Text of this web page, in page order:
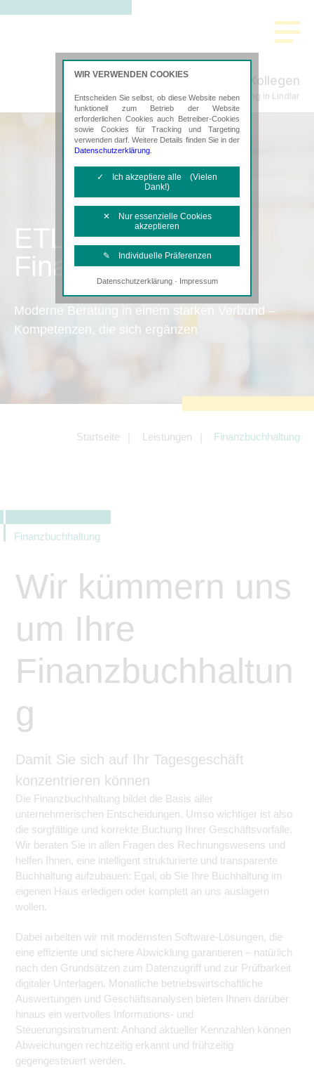
Pütz & Kollegen
Steuerberatung in Lindlar
ETL
Finanzbuchhaltung
Moderne Beratung in einem starken Verbund –
Kompetenzen, die sich ergänzen
Startseite Leistungen Finanzbuchhaltung
Finanzbuchhaltung
Wir kümmern uns
um Ihre
Finanzbuchhaltun
g
Damit Sie sich auf Ihr Tagesgeschäft
konzentrieren können
Die Finanzbuchhaltung bildet die Basis aller
unternehmerischen Entscheidungen. Umso wichtiger ist also
die sorgfältige und korrekte Buchung Ihrer Geschäftsvorfälle.
Wir beraten Sie in allen Fragen des Rechnungswesens und
helfen Ihnen, eine intelligent strukturierte und transparente
Buchhaltung aufzubauen: Egal, ob Sie Ihre Buchhaltung im
eigenen Haus erledigen oder komplett an uns auslagern
wollen.
Dabei arbeiten wir mit modernsten Software-Lösungen, die
eine effiziente und sichere Abwicklung garantieren – natürlich
nach den Grundsätzen zum Datenzugriff und zur Prüfbarkeit
digitaler Unterlagen. Monatliche betriebswirtschaftliche
Auswertungen und Geschäftsanalysen bieten Ihnen darüber
hinaus ein wertvolles Informations- und
Steuerungsinstrument: Anhand aktueller Kennzahlen können
Abweichungen rechtzeitig erkannt und frühzeitig
gegengesteuert werden.
WIR VERWENDEN COOKIES
Entscheiden Sie selbst, ob diese Website neben
funktionell zum Betrieb der Website
erforderlichen Cookies auch Betreiber-Cookies
sowie Cookies für Tracking und Targeting
verwenden darf. Weitere Details finden Sie in der
Datenschutzerklärung
✓ Ich akzeptiere alle (Vielen
Dank!)
✕ Nur essenzielle Cookies
akzeptieren
✎ Individuelle Präferenzen
Notwendige Cookies
Diese Cookies sind erforderlich, um die
grundlegende Funktionalität der Website
zu sichern.
Angebotes einschließlich der
Angeboten von z.B. Facebook und
LinkedIn.
können.
Datenschutzerklärung· Impressum